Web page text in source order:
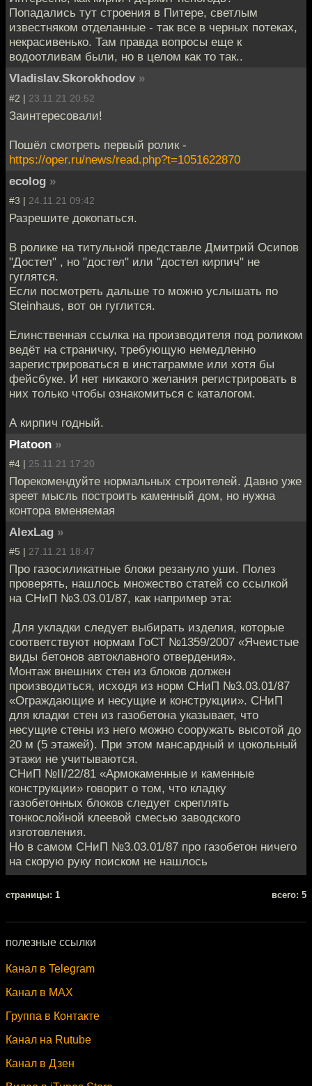
Попадались тут строения в Питере, светлым
известняком отделанные - так все в черных потеках,
некрасивенько. Там правда вопросы еще к
водоотливам были, но в целом как то так..
Vladislav.Skorokhodov »
#2 | 23.11.21 20:52
Заинтересовали!
Пошёл смотреть первый ролик -
https://oper.ru/news/read.php?t=1051622870
ecolog »
#3 | 24.11.21 09:42
Разрешите докопаться.
В ролике на титульной представле Дмитрий Осипов
"Достел" , но "достел" или "достел кирпич" не
гуглятся.
Если посмотреть дальше то можно услышать по
Steinhaus, вот он гуглится.
Елинственная ссылка на производителя под роликом
ведёт на страничку, требующую немедленно
зарегистрироваться в инстаграмме или хотя бы
фейсбуке. И нет никакого желания регистрировать в
них только чтобы ознакомиться с каталогом.
А кирпич годный.
Platoon »
#4 | 25.11.21 17:20
Порекомендуйте нормальных строителей. Давно уже
зреет мысль построить каменный дом, но нужна
контора вменяемая
AlexLag »
#5 | 27.11.21 18:47
Про газосиликатные блоки резануло уши. Полез
проверять, нашлось множество статей со ссылкой
на СНиП №3.03.01/87, как например эта:
Для укладки следует выбирать изделия, которые
соответствуют нормам ГоСТ №1359/2007 «Ячеистые
виды бетонов автоклавного отвердения».
Монтаж внешних стен из блоков должен
производиться, исходя из норм СНиП №3.03.01/87
«Ограждающие и несущие и конструкции». СНиП
для кладки стен из газобетона указывает, что
несущие стены из него можно сооружать высотой до
20 м (5 этажей). При этом мансардный и цокольный
этажи не учитываются.
СНиП №II/22/81 «Армокаменные и каменные
конструкции» говорит о том, что кладку
газобетонных блоков следует скреплять
тонкослойной клеевой смесью заводского
изготовления.
Но в самом СНиП №3.03.01/87 про газобетон ничего
на скорую руку поиском не нашлось
cтраницы: 1 всего: 5
полезные ссылки
Канал в Telegram
Канал в MAX
Группа в Контакте
Канал на Rutube
Канал в Дзен